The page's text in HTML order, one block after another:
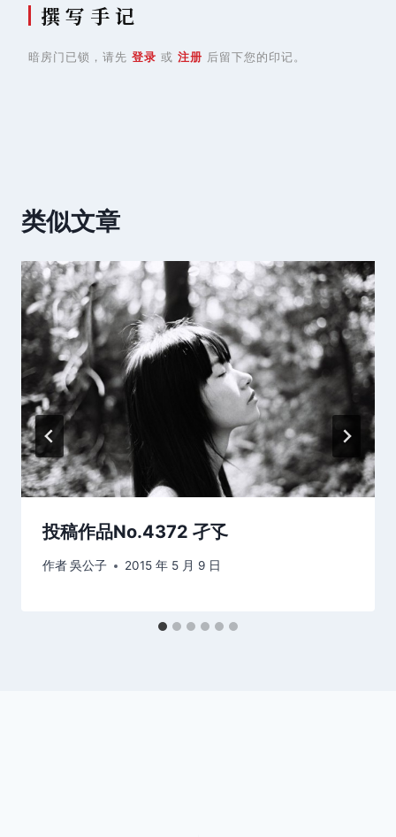
撰 写 手 记
暗房门已锁，请先 登录 或 注册 后留下您的印记。
类似文章
投稿作品No.4372 孑孓
作者吳公子 2015 年 5 月 9 日